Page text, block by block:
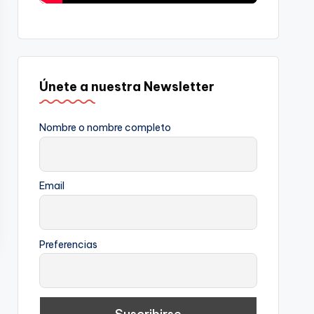
Únete a nuestra Newsletter
Nombre o nombre completo
Email
Preferencias